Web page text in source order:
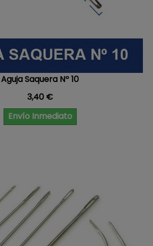
Aguja Saquera Nº 10
Precio
3,40 €
Envío Inmediato